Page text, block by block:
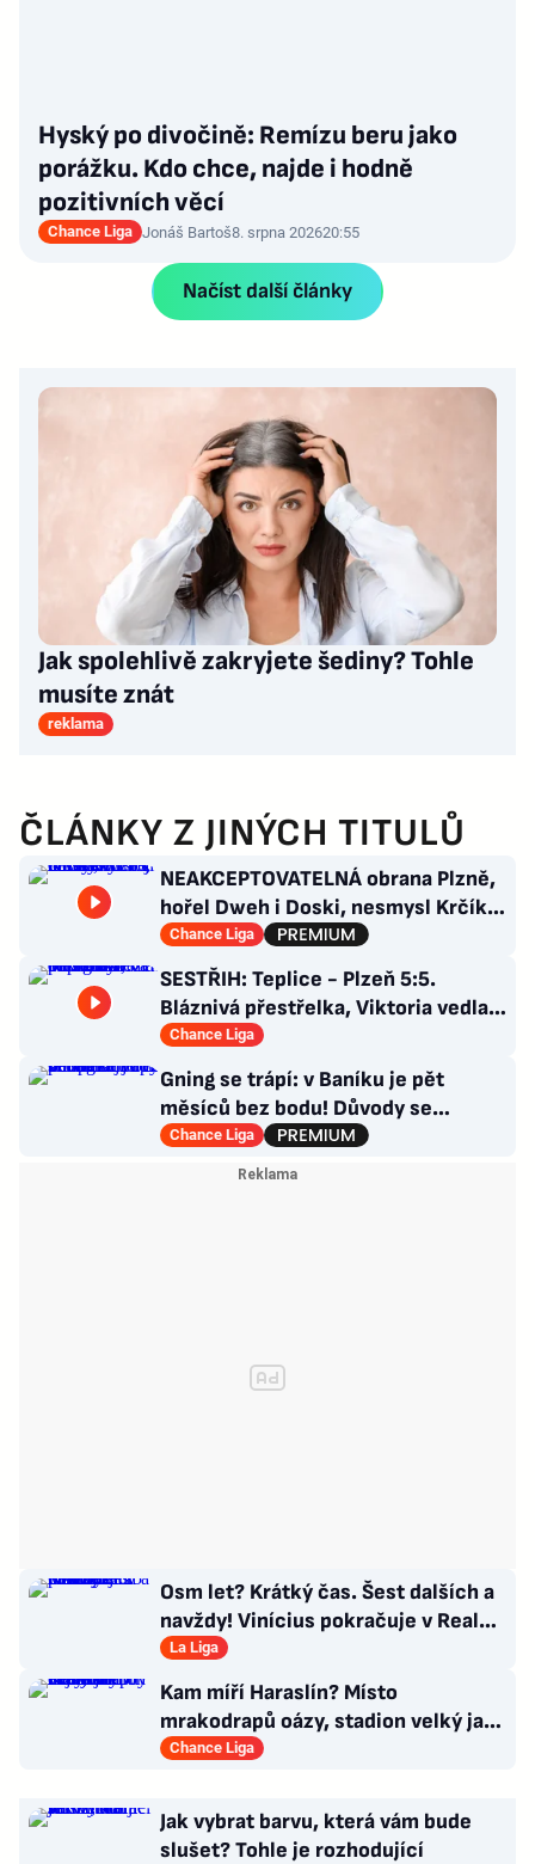
Hyský po divočině: Remízu beru jako
porážku. Kdo chce, najde i hodně
pozitivních věcí
Chance Liga Jonáš Bartoš8. srpna 202620:55
Načíst další články
Jak spolehlivě zakryjete šediny? Tohle
musíte znát
reklama
ČLÁNKY Z JINÝCH TITULŮ
NEAKCEPTOVATELNÁ obrana Plzně,
hořel Dweh i Doski, nesmysl Krčíka.
Ustojí to Hyský?
Chance Liga
SESTŘIH: Teplice - Plzeň 5:5.
Bláznivá přestřelka, Viktoria vedla o
tři góly. Krčíkova červená
Chance Liga
Gning se trápí: v Baníku je pět
měsíců bez bodu! Důvody se
opakují u tří trenérů
Chance Liga
Osm let? Krátký čas. Šest dalších a
navždy! Vinícius pokračuje v Realu,
za 25 milionů eur
La Liga
Kam míří Haraslín? Místo
mrakodrapů oázy, stadion velký jak
v Plzni. Byl by největší hvězdou
Chance Liga
Jak vybrat barvu, která vám bude
slušet? Tohle je rozhodující